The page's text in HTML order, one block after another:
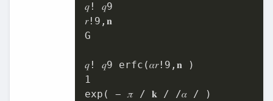
𝑞! 𝑞9
𝑟! 9 ,𝐧
G
𝑞! 𝑞9 erfc(𝛼𝑟! 9
1
exp( − 𝜋 / 𝐤 / /𝛼 / )